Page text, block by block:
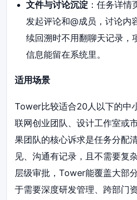
文件与讨论沉淀：任务详情
发起评论和@成员，讨论内
续回溯时不用翻聊天记录，
信息能留在系统里。
适用场景
Tower比较适合20人以下的中
联网创业团队、设计工作室或
果团队的核心诉求是任务分配
见、沟通有记录，且不需要复
层级审批，Tower能覆盖大部
于需要深度研发管理、跨部门